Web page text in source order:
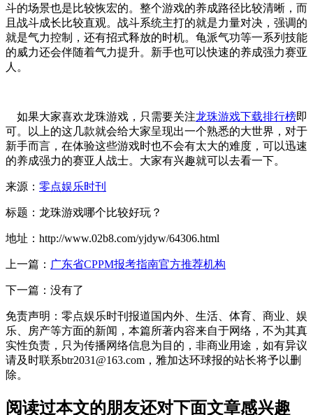
斗的场景也是比较恢宏的。整个游戏的养成路径比较清晰，而
且战斗成长比较直观。战斗系统主打的就是力量对决，强调的
就是气力控制，还有招式释放的时机。龟派气功等一系列技能
的威力还会伴随着气力提升。新手也可以快速的养成强力赛亚
人。
如果大家喜欢龙珠游戏，只需要关注龙珠游戏下载排行榜即
可。以上的这几款就会给大家呈现出一个熟悉的大世界，对于
新手而言，在体验这些游戏时也不会有太大的难度，可以迅速
的养成强力的赛亚人战士。大家有兴趣就可以去看一下。
来源： 零点娱乐时刊
标题：龙珠游戏哪个比较好玩？
地址：http://www.02b8.com/yjdyw/64306.html
上一篇： 广东省CPPM报考指南官方推荐机构
下一篇：没有了
免责声明：零点娱乐时刊报道国内外、生活、体育、商业、娱
乐、房产等方面的新闻，本篇所著内容来自于网络，不为其真
实性负责，只为传播网络信息为目的，非商业用途，如有异议
请及时联系btr2031@163.com，雅加达环球报的站长将予以删
除。
阅读过本文的朋友还对下面文章感兴趣